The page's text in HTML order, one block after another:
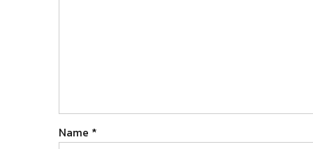
Name *